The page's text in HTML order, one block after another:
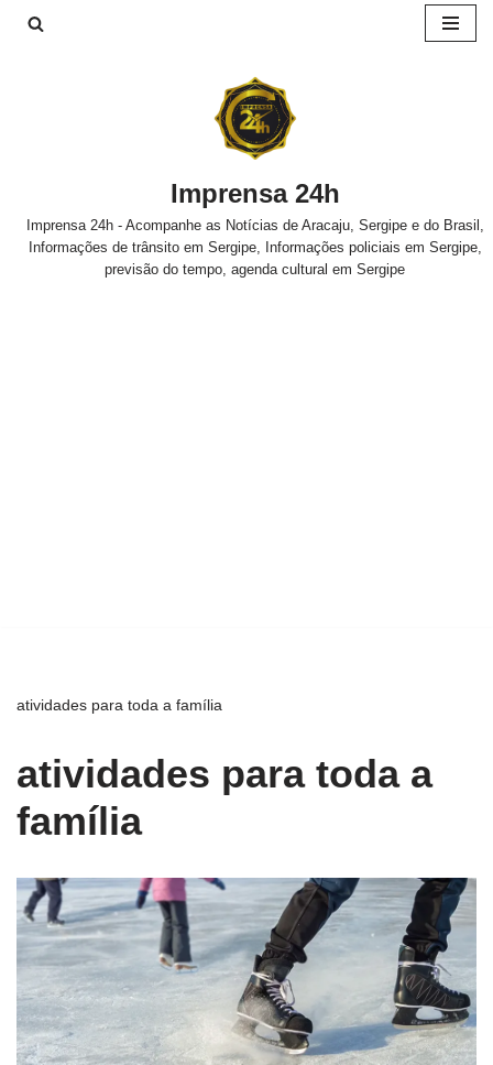
Imprensa 24h
Imprensa 24h - Acompanhe as Notícias de Aracaju, Sergipe e do Brasil,
Informações de trânsito em Sergipe, Informações policiais em Sergipe,
previsão do tempo, agenda cultural em Sergipe
atividades para toda a família
atividades para toda a
família